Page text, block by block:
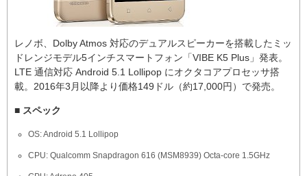
レノボ、Dolby Atmos 対応のデュアルスピーカーを搭載したミッ
ドレンジモデル5インチスマートフォン「VIBE K5 Plus」発表。
LTE 通信対応 Android 5.1 Lollipop にオクタコアプロセッサ搭
載。2016年3月以降より価格149ドル（約17,000円）で発売。
■ スペック
OS: Android 5.1 Lollipop
CPU: Qualcomm Snapdragon 616 (MSM8939) Octa-core 1.5GHz